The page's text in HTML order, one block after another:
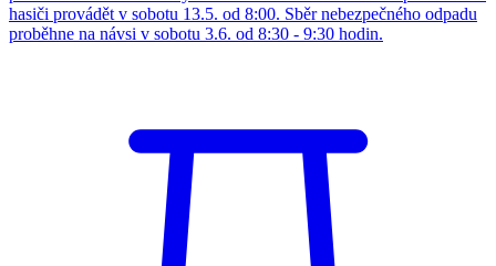
hasiči provádět v sobotu 13.5. od 8:00. Sběr nebezpečného odpadu
proběhne na návsi v sobotu 3.6. od 8:30 - 9:30 hodin.